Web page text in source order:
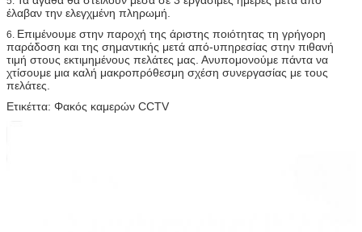
έλαβαν την ελεγχμένη πληρωμή.
6. Επιμένουμε στην παροχή της άριστης ποιότητας τη γρήγορη
παράδοση και της σημαντικής μετά από-υπηρεσίας στην πιθανή
τιμή στους εκτιμημένους πελάτες μας. Ανυπομονούμε πάντα να
χτίσουμε μια καλή μακροπρόθεσμη σχέση συνεργασίας με τους
πελάτες.
Ετικέττα: Φακός καμερών CCTV